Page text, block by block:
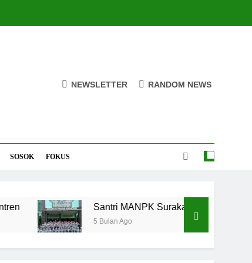
NEWSLETTER RANDOM NEWS
SOSOK FOKUS
Santri MANPK Surakarta Turun ke Masyarakat Lewat
5 Bulan Ago